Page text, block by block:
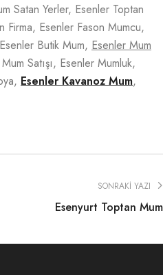
Satan Yerler, Esenler Toptan
Firma, Esenler Fason Mumcu,
Butik Mum, Esenler Mum
Satışı, Esenler Mumluk,
Esenler Kavanoz Mum,
SONRAKI YAZI
Esenyurt Toptan Mum